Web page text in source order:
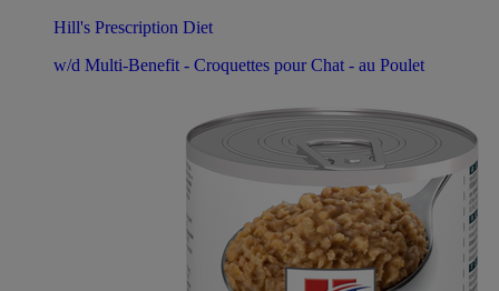
Hill's Prescription Diet
w/d Multi-Benefit - Croquettes pour Chat - au Poulet